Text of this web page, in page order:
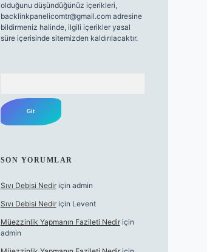
olduğunu düşündüğünüz içerikleri,
backlinkpanelicomtr@gmail.comadresine
bildirmeniz halinde, ilgili içerikler yasal
süre içerisinde sitemizden kaldırılacaktır.
SON YORUMLAR
Sıvı Debisi Nediriçin admin
Sıvı Debisi Nediriçin Levent
Müezzinlik Yapmanın Fazileti Nediriçin
admin